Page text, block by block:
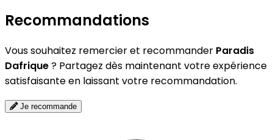
Recommandations
Vous souhaitez remercier et recommander Paradis
Dafrique? Partagez dès maintenant votre expérience
satisfaisante en laissant votre recommandation.
Je recommande